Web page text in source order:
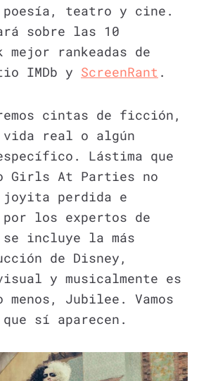
poesía, teatro y cine.
sobre las 10
rankeadas de
IMDb y ScreenRant .
cintas de ficción,
vida real o algún
Lástima que
Girls At Parties no
perdida e
los expertos de
se incluye la más
de Disney,
y musicalmente es
menos, Jubilee. Vamos
sí aparecen.